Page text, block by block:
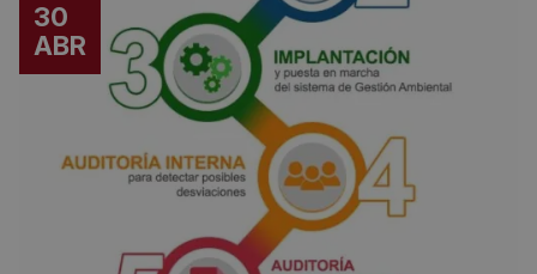
30
ABR